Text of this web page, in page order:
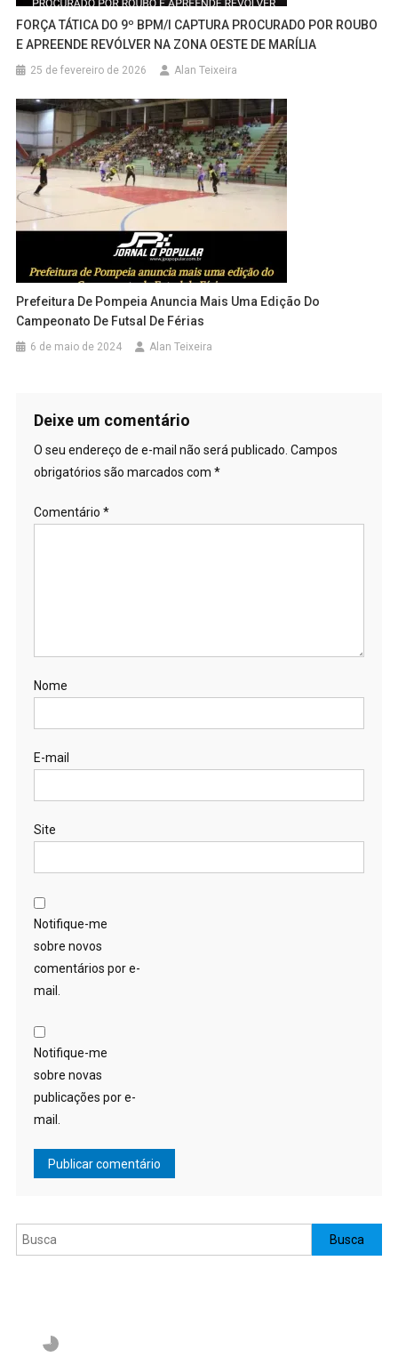
FORÇA TÁTICA DO 9º BPM/I CAPTURA PROCURADO POR ROUBO
E APREENDE REVÓLVER NA ZONA OESTE DE MARÍLIA
25 de fevereiro de 2026 Alan Teixeira
Prefeitura De Pompeia Anuncia Mais Uma Edição Do
Campeonato De Futsal De Férias
6 de maio de 2024 Alan Teixeira
Deixe um comentário
O seu endereço de e-mail não será publicado. Campos
obrigatórios são marcados com *
Comentário *
Nome
E-mail
Site
Notifique-me
sobre novos
comentários por e-
mail.
Notifique-me
sobre novas
publicações por e-
mail.
Pesquisar Busca